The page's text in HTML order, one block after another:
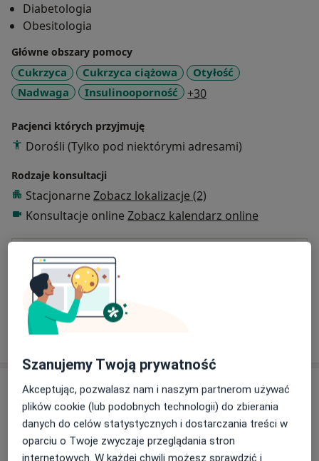
Diabetologia
Obesitologia
Główne obszary pomocy
Cukrzyca Cukrzyca ciążowa
Otyłość
Nadwaga
Insulinooporność +30
Pacjenci których przyjmuję
Dorośli (Tylko pod niektórymi adresami)
Rodzaje konsultacji
Stacjonarne Zobacz lokalizacje (2)
Konsultacje online Zobacz kalendarz online
Płatność online akceptowana
Oszczędź swój czas przed wizytą.
Usługi i ceny
Konsultacja diabetologiczna
350 zł Szczegóły Umów wizytę
Szanujemy Twoją prywatność
Akceptując, pozwalasz nam i naszym partnerom używać
plików cookie (lub podobnych technologii) do zbierania
danych do celów statystycznych i dostarczania treści w
oparciu o Twoje zwyczaje przeglądania stron
internetowych. W każdej chwili możesz sprawdzić i